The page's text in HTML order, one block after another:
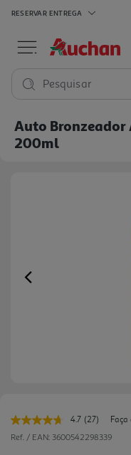
RESERVAR ENTREGA
Pesquisar
Auto Bronzeador
200ml
Previous
4.7 Leu
27
(27)
Ref. / EAN: 3600542298339